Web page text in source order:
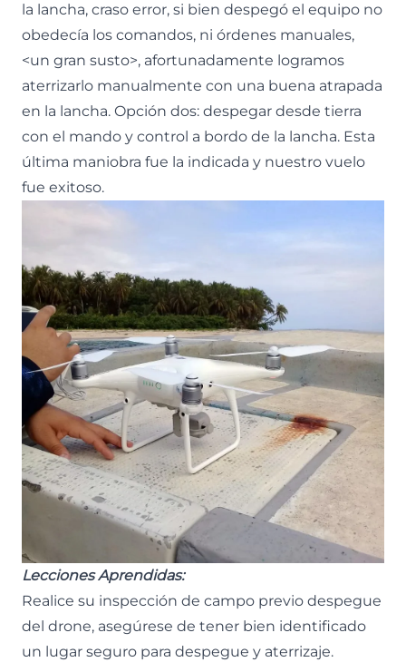
la lancha, craso error, si bien despegó el equipo no
obedecía los comandos, ni órdenes manuales,
<un gran susto>, afortunadamente logramos
aterrizarlo manualmente con una buena atrapada
en la lancha. Opción dos: despegar desde tierra
con el mando y control a bordo de la lancha. Esta
última maniobra fue la indicada y nuestro vuelo
fue exitoso.
Lecciones Aprendidas:
Realice su inspección de campo previo despegue
del drone, asegúrese de tener bien identificado
un lugar seguro para despegue y aterrizaje.